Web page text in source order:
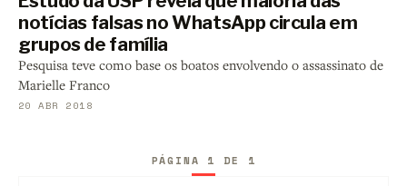
notícias falsas no WhatsApp circula em
grupos de família
Pesquisa teve como base os boatos envolvendo o assassinato de
Marielle Franco
20 ABR 2018
PÁGINA 1 DE 1